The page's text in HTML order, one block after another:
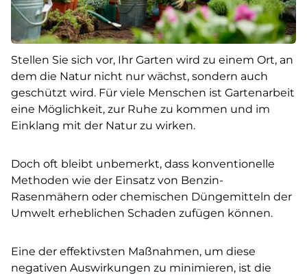
Stellen Sie sich vor, Ihr Garten wird zu einem Ort, an
dem die Natur nicht nur wächst, sondern auch
geschützt wird. Für viele Menschen ist Gartenarbeit
eine Möglichkeit, zur Ruhe zu kommen und im
Einklang mit der Natur zu wirken.
Doch oft bleibt unbemerkt, dass konventionelle
Methoden wie der Einsatz von Benzin-
Rasenmähern oder chemischen Düngemitteln der
Umwelt erheblichen Schaden zufügen können.
Eine der effektivsten Maßnahmen, um diese
negativen Auswirkungen zu minimieren, ist die